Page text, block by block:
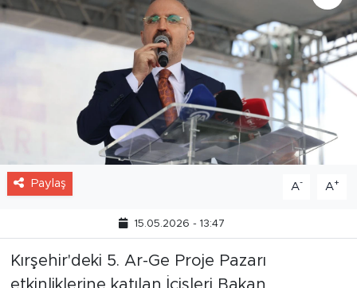
Paylaş A- A+
15.05.2026 - 13:47
Kırşehir'deki 5. Ar-Ge Proje Pazarı
etkinliklerine katılan İçişleri Bakan